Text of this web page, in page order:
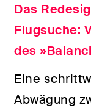
Das
Flugsuche:
des
Eine
Abwägung